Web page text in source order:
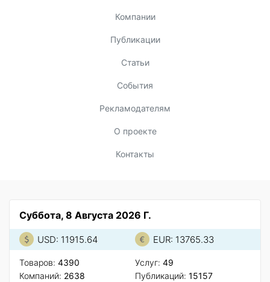
Компании
Публикации
Статьи
События
Рекламодателям
О проекте
Контакты
Суббота, 8 Августа 2026 Г.
USD: 11915.64 EUR: 13765.33
Товаров: 4390
Компаний: 2638
Услуг: 49
Публикаций: 15157